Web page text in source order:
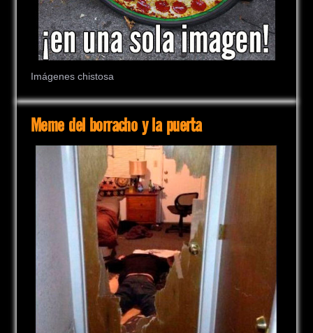
Imágenes chistosa
Meme del borracho y la puerta